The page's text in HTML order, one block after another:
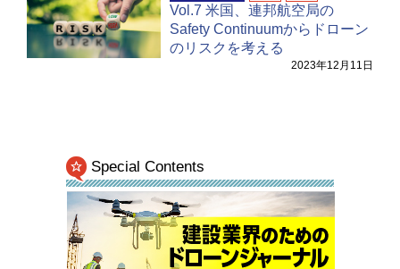
Vol.7 米国、連邦航空局の
Safety Continuumからドローン
のリスクを考える
2023年12月11日
Special Contents